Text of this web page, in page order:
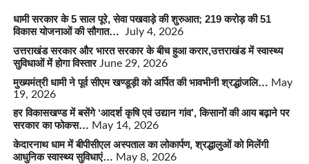
धामी सरकार के 5 साल पूरे, सेवा पखवाड़े की शुरुआत; 219 करोड़ की 51
विकास योजनाओं की सौगात…
July 4, 2026
उत्तराखंड सरकार और भारत सरकार के बीच हुआ करार,उत्तराखंड में स्वास्थ्य
सुविधाओं में होगा विस्तार June 29, 2026
मुख्यमंत्री धामी ने पूर्व सीएम खण्डूड़ी को अर्पित की भावभीनी श्रद्धांजलि… May
19, 2026
हर विकासखण्ड में बसेंगे ‘आदर्श कृषि एवं उद्यान गांव’, किसानों की आय बढ़ाने पर
सरकार का फोकस… May 14, 2026
केदारनाथ धाम में बीपीसीएल अस्पताल का लोकार्पण, श्रद्धालुओं को मिलेंगी
आधुनिक स्वास्थ्य सुविधाएं… May 8, 2026